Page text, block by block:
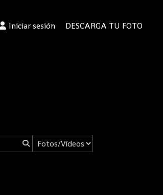
Iniciar sesión DESCARGA TU FOTO